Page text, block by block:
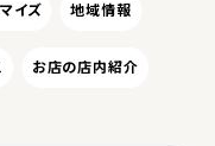
イズ 地域情報
お店の店内紹介